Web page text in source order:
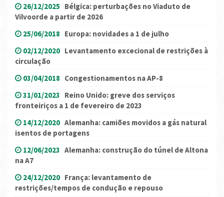
26/12/2025 Bélgica: perturbações no Viaduto de
Vilvoorde a partir de 2026
25/06/2018 Europa: novidades a 1 de julho
02/12/2020 Levantamento excecional de restrições à
circulação
03/04/2018 Congestionamentos na AP-8
31/01/2023 Reino Unido: greve dos serviços
fronteiriços a 1 de fevereiro de 2023
14/12/2020 Alemanha: camiões movidos a gás natural
isentos de portagens
12/06/2023 Alemanha: construção do túnel de Altona
na A7
24/12/2020 França: levantamento de
restrições/tempos de condução e repouso